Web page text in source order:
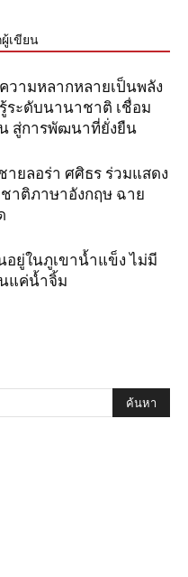
ผู้เขียน
วามหลากหลายเป็นพลัง
ระดับนานาชาติ เชื่อม
สู่การพัฒนาที่ยั่งยืน
ายลอร่า ศศิธร ร่วมแสดง
าติภาษาอังกฤษ ฉาย
อยู่ในภูเขาน้ำแข็ง ไม่มี
แค่น้ำจิ้ม